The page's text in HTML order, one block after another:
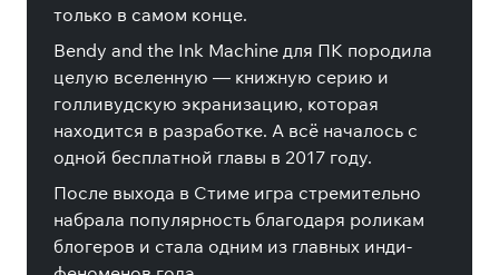
только в самом конце.
Bendy and the Ink Machine для ПК породила
целую вселенную — книжную серию и
голливудскую экранизацию, которая
находится в разработке. А всё началось с
одной бесплатной главы в 2017 году.
После выхода в Стиме игра стремительно
набрала популярность благодаря роликам
блогеров и стала одним из главных инди-